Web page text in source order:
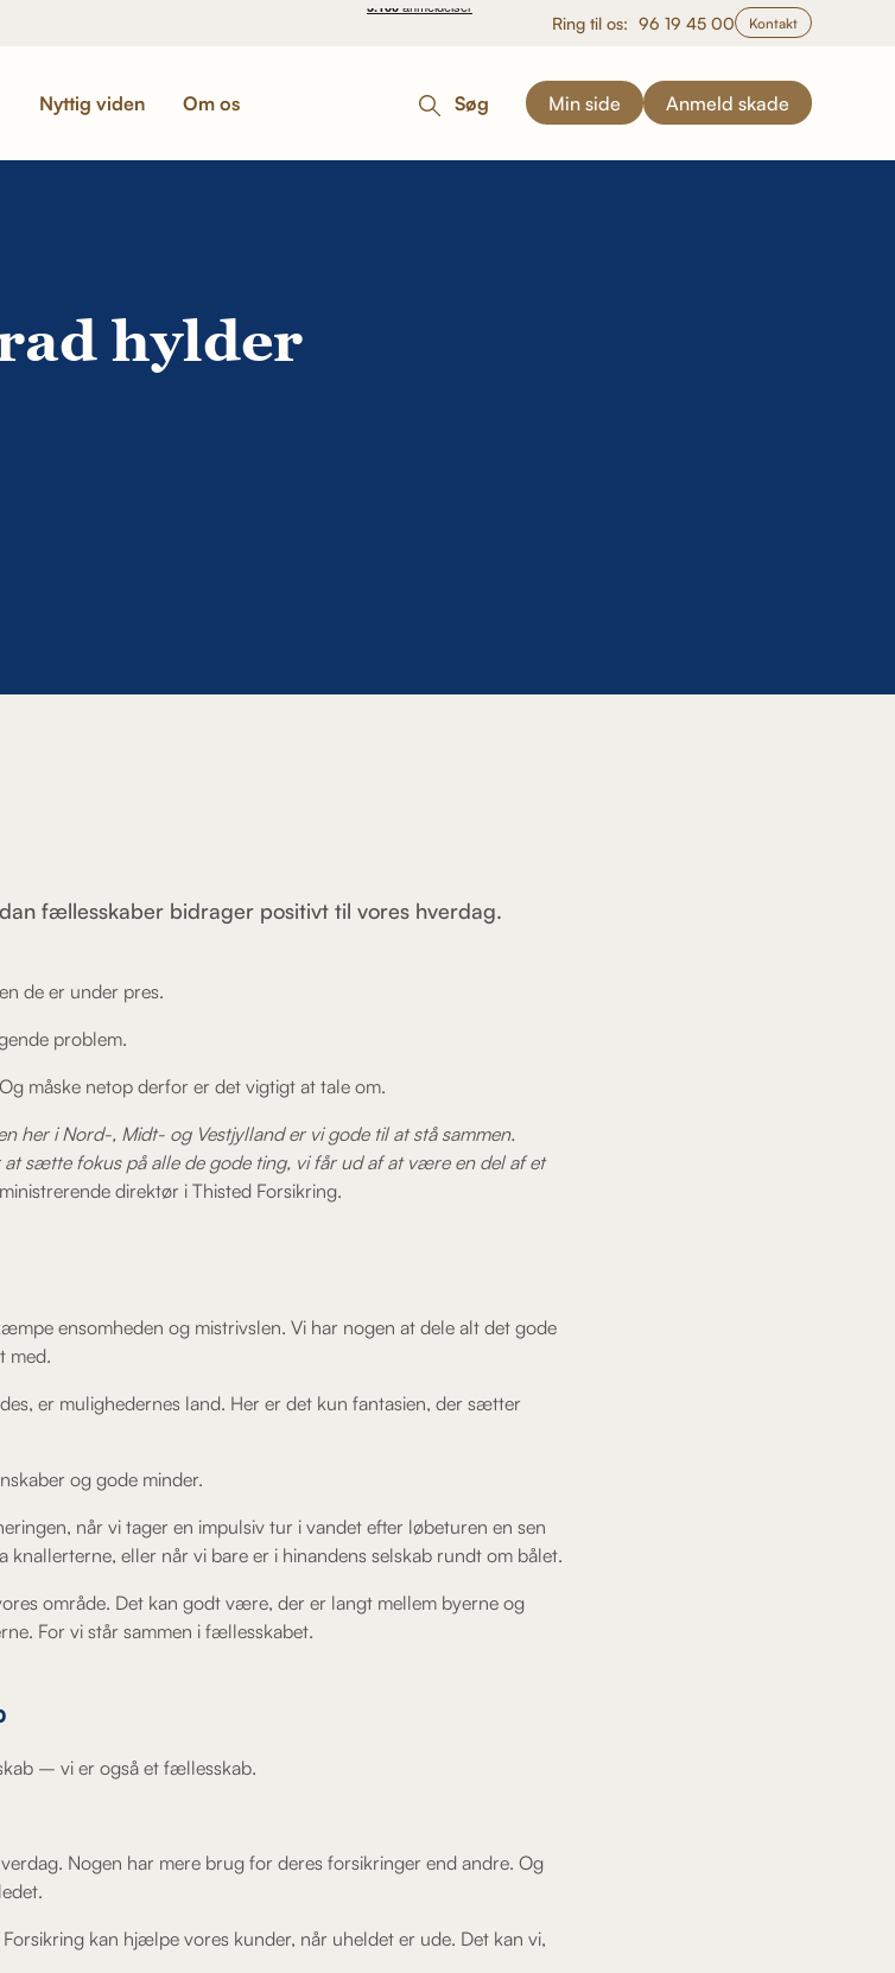
Ring til os: 96 19 45 00 Kontakt
Nyttig viden Om os Søg Min side Anmeld skade
hylder
fællesskaber bidrager positivt til vores hverdag.
de er under pres.
problem.
måske netop derfor er det vigtigt at tale om.
her i Nord-, Midt- og Vestjylland er vi gode til at stå sammen.
sætte fokus på alle de gode ting, vi får ud af at være en del af et
direktør i Thisted Forsikring.
ensomheden og mistrivslen. Vi har nogen at dele alt det gode
med.
er mulighedernes land. Her er det kun fantasien, der sætter
og gode minder.
når vi tager en impulsiv tur i vandet efter løbeturen en sen
eller når vi bare er i hinandens selskab rundt om bålet.
område. Det kan godt være, der er langt mellem byerne og
For vi står sammen i fællesskabet.
– vi er også et fællesskab.
Nogen har mere brug for deres forsikringer end andre. Og
kan hjælpe vores kunder, når uheldet er ude. Det kan vi,